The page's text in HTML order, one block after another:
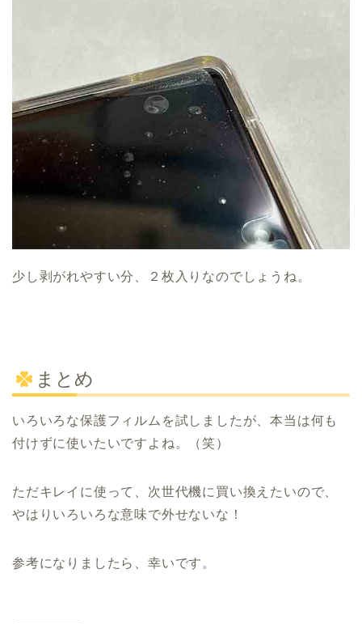
少し剥がれやすい分、２枚入りなのでしょうね。
まとめ
いろいろな保護フィルムを試しましたが、本当は何も
付けずに使いたいですよね。（笑）
ただキレイに使って、次世代機に買い換えたいので、
やはりいろいろな意味で外せないな！
参考になりましたら、幸いです。